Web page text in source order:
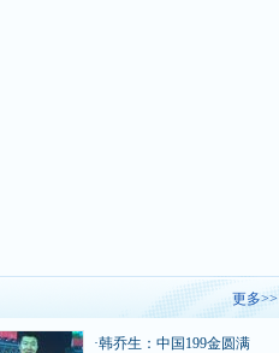
更多>>
·韩乔生：中国199金圆满